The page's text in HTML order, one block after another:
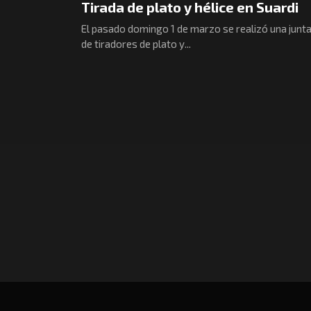
Tirada de plato y hélice en Suardi
El pasado domingo 1 de marzo se realizó una
de tiradores de plato y...